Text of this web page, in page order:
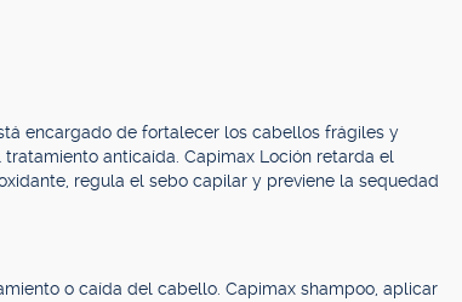
encargado de fortalecer los cabellos frágiles y
anticaída. Capimax Loción retarda el
regula el sebo capilar y previene la sequedad
o caída del cabello. Capimax shampoo, aplicar